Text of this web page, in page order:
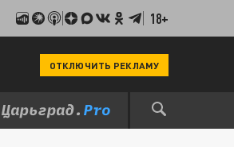
18+
ОТКЛЮЧИТЬ РЕКЛАМУ